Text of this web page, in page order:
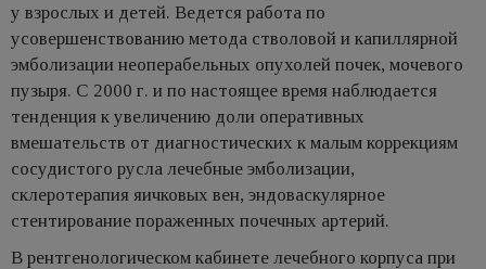
у взрослых и детей. Ведется работа по
усовершенствованию метода стволовой и капиллярной
эмболизации неоперабельных опухолей почек, мочевого
пузыря. С 2000 г. и по настоящее время наблюдается
тенденция к увеличению доли оперативных
вмешательств от диагностических к малым коррекциям
сосудистого русла лечебные эмболизации,
склеротерапия яичковых вен, эндоваскулярное
стентирование пораженных почечных артерий.
В рентгенологическом кабинете лечебного корпуса при